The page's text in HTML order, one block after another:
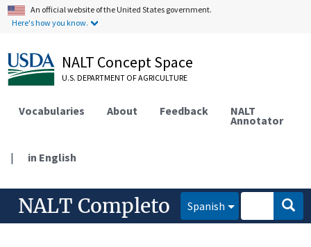
An official website of the United States government.
Here's how you know.
NALT Concept Space
U.S. DEPARTMENT OF AGRICULTURE
Vocabularies About Feedback NALT
Annotator
| in English
NALT Completo Spanish